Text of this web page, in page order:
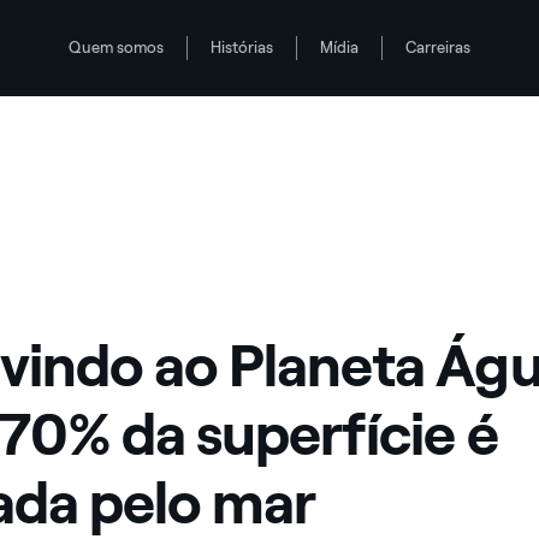
Quem somos Histórias Mídia Carreiras
formada pelo mar
70% da superfície é formada pelo mar
ao Planeta
da superfície é
pelo mar